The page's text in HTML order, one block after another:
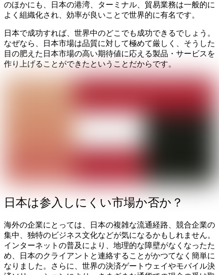
のほかにも、日本の港湾、ターミナル、貿易業務は一般的に
よく組織化され、効率が良いことで世界的に有名です。
日本で成功すれば、世界中のどこでも成功できるでしょう。
なぜなら、日本市場は品質に対して極めて厳しく、そうした
目の肥えた日本市場の高い期待値に応える製品・サービスを
作り上げることができたということだからです。
日本は参入しにくい市場か否か？
海外の企業にとっては、日本の複雑な流通経路、競合企業の
集中、独特のビジネス文化などが気になるかもしれません。
インターネットの普及により、地理的な障壁がなくなったた
め、日本のクライアントと連絡することがかつてなく簡単に
なりました。さらに、世界の決済ゲートウェイやモバイル決